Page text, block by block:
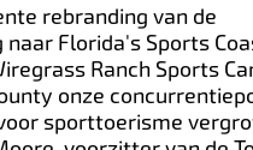
rebranding van de
Florida's Sports
Ranch Sports
onze
sporttoerisme